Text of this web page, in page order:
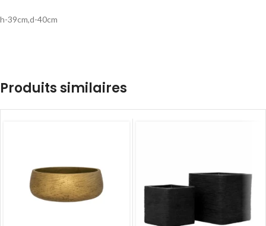
h-39cm,d-40cm
Produits similaires